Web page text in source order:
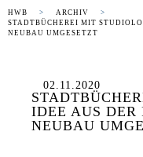
HWB
ARCHIV
STADTBÜCHEREI MIT
NEUBAU UMGESETZT
02.11.2020
IDEE AUS
NEUBAU